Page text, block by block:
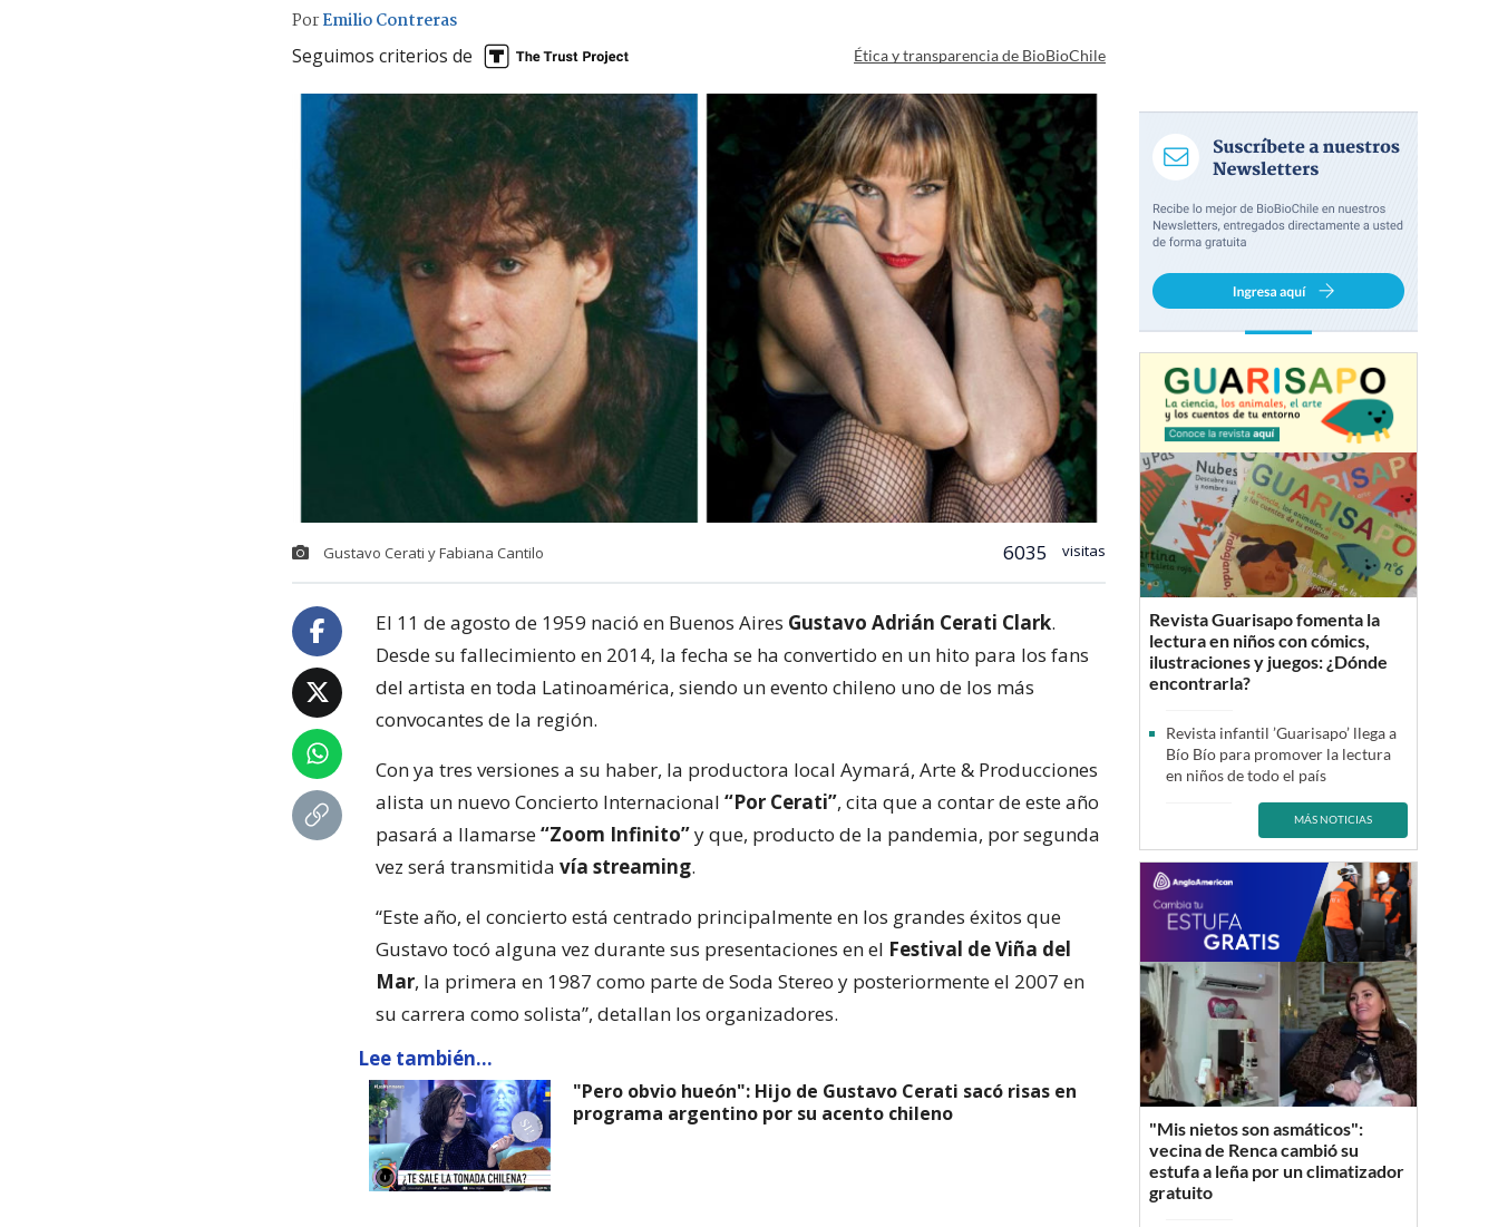
PorEmilio Contreras
Seguimos criterios de Ética y transparencia de BioBioChile
Gustavo Cerati y Fabiana Cantilo 6035 visitas
El 11 de agosto de 1959 nació en Buenos Aires Gustavo Adrián Cerati Clark.
Desde su fallecimiento en 2014, la fecha se ha convertido en un hito para los fans
del artista en toda Latinoamérica, siendo un evento chileno uno de los más
convocantes de la región.
Con ya tres versiones a su haber, la productora local Aymará, Arte & Producciones
alista un nuevo Concierto Internacional “Por Cerati”, cita que a contar de este año
pasará a llamarse“Zoom Infinito”y que, producto de la pandemia, por segunda
vez será transmitida vía streaming.
“Este año, el concierto está centrado principalmente en los grandes éxitos que
Gustavo tocó alguna vez durante sus presentaciones en el Festival de Viña del
Mar, la primera en 1987 como parte de Soda Stereo y posteriormente el 2007 en
su carrera como solista”, detallan los organizadores.
Lee también...
"Pero obvio hueón": Hijo de Gustavo Cerati sacó risas en
programa argentino por su acento chileno
Revista Guarisapo fomenta la
lectura en niños con cómics,
ilustraciones y juegos: ¿Dónde
encontrarla?
Revista infantil ’Guarisapo’ llega a
Bío Bío para promover la lectura
en niños de todo el país
MÁS NOTICIAS
"Mis nietos son asmáticos":
vecina de Renca cambió su
estufa a leña por un climatizador
gratuito